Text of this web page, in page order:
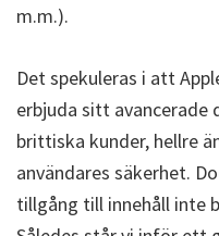
m.m.).
Det spekuleras i att
erbjuda sitt
brittiska kunder, hellre
användares säkerhet.
tillgång till innehåll inte